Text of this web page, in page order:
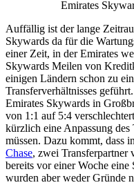
Emirates
Auffällig ist der lange
Skywards da für die
einer Zeit, in der Emirates
Skywards Meilen von
einigen Ländern schon zu
Transferverhältnisses
Emirates Skywards in
von 1:1 auf 5:4
kürzlich eine Anpassung des
müssen. Dazu kommt, dass
Chase, zwei Transferpartner
bereits vor einer Woche eine
wurden aber weder Gründe